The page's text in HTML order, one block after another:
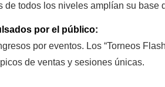
de todos los niveles amplían su
​​por el público:
por eventos. Los “Torneos
de ventas y sesiones únicas.